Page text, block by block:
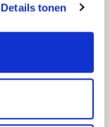
Details tonen